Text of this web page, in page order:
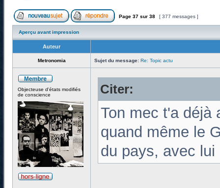
Page 37 sur 38 [ 377 messages ]
Aperçu avant impression
Auteur
Metronomia Sujet du message: Re: Topic actu
Objecteuse d'états modifiés
de conscience
Citer:
Ton mec t'a déjà
quand même le
du pays, avec lui